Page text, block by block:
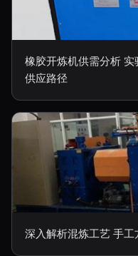
橡胶开炼机供需分析
供应路径
深入解析混炼工艺 手